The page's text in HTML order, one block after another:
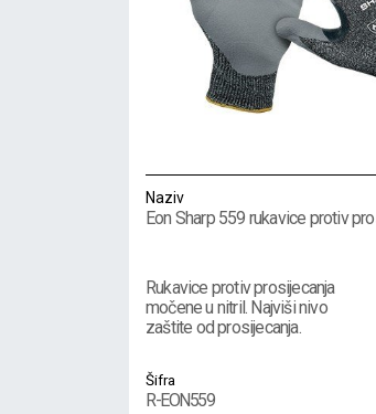
Naziv
Eon Sharp 559 rukavice protiv
Rukavice protiv prosijecanja
močene u nitril. Najviši nivo
zaštite od prosijecanja.
Šifra
R-EON559